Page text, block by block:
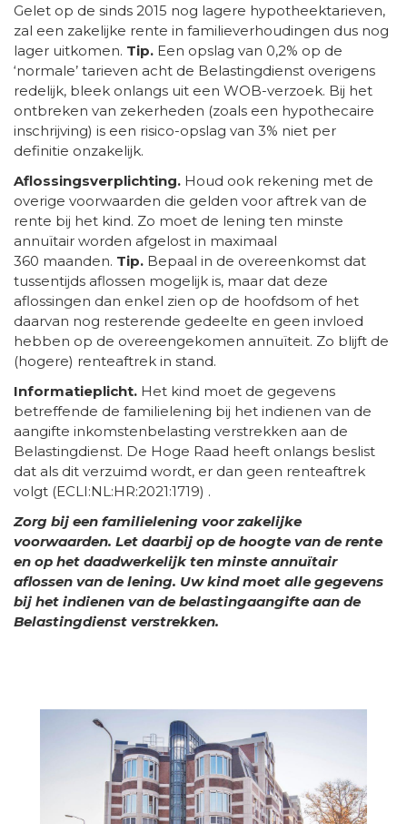
Gelet op de sinds 2015 nog lagere hypotheektarieven,
zal een zakelijke rente in familieverhoudingen dus nog
lager uitkomen. Tip. Een opslag van 0,2% op de
‘normale’ tarieven acht de Belastingdienst overigens
redelijk, bleek onlangs uit een WOB-verzoek. Bij het
ontbreken van zekerheden (zoals een hypothecaire
inschrijving) is een risico-opslag van 3% niet per
definitie onzakelijk.
Aflossingsverplichting. Houd ook rekening met de
overige voorwaarden die gelden voor aftrek van de
rente bij het kind. Zo moet de lening ten minste
annuïtair worden afgelost in maximaal
360 maanden. Tip. Bepaal in de overeenkomst dat
tussentijds aflossen mogelijk is, maar dat deze
aflossingen dan enkel zien op de hoofdsom of het
daarvan nog resterende gedeelte en geen invloed
hebben op de overeengekomen annuïteit. Zo blijft de
(hogere) renteaftrek in stand.
Informatieplicht. Het kind moet de gegevens
betreffende de familielening bij het indienen van de
aangifte inkomstenbelasting verstrekken aan de
Belastingdienst. De Hoge Raad heeft onlangs beslist
dat als dit verzuimd wordt, er dan geen renteaftrek
volgt (ECLI:NL:HR:2021:1719) .
Zorg bij een familielening voor zakelijke
voorwaarden. Let daarbij op de hoogte van de rente
en op het daadwerkelijk ten minste annuïtair
aflossen van de lening. Uw kind moet alle gegevens
bij het indienen van de belastingaangifte aan de
Belastingdienst verstrekken.